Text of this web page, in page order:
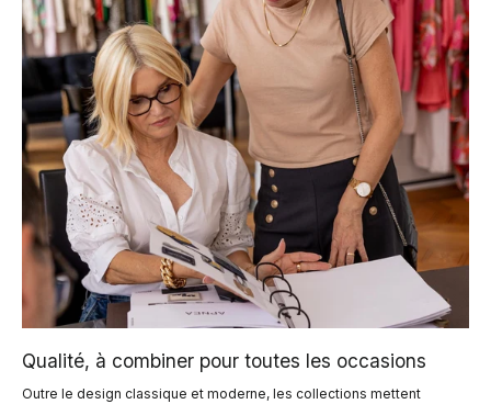
Qualité, à combiner pour toutes les occasions
Outre le design classique et moderne, les collections mettent